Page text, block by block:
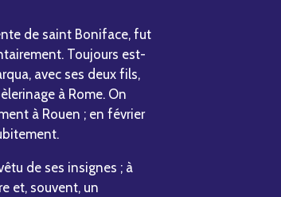
de saint Boniface, fut
Toujours est-
avec ses deux fils,
à Rome. On
à Rouen ; en février
de ses insignes ; à
et, souvent, un